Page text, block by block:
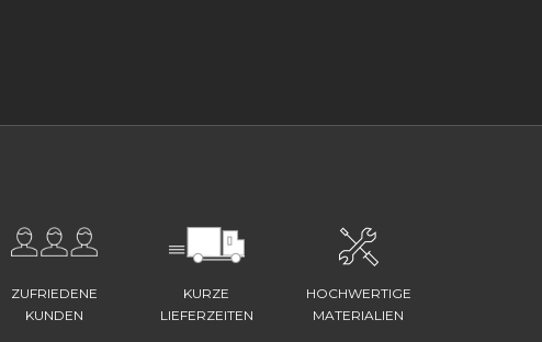
ZUFRIEDENE
KUNDEN
KURZE
LIEFERZEITEN
HOCHWERTIGE
MATERIALIEN